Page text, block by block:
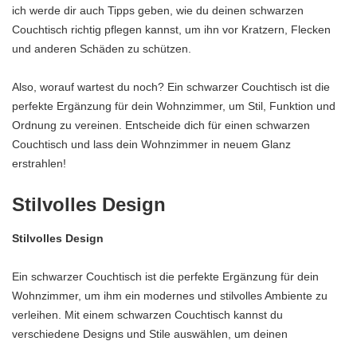
ich werde dir auch Tipps geben, wie du deinen schwarzen
Couchtisch richtig pflegen kannst, um ihn vor Kratzern, Flecken
und anderen Schäden zu schützen.
Also, worauf wartest du noch? Ein schwarzer Couchtisch ist die
perfekte Ergänzung für dein Wohnzimmer, um Stil, Funktion und
Ordnung zu vereinen. Entscheide dich für einen schwarzen
Couchtisch und lass dein Wohnzimmer in neuem Glanz
erstrahlen!
Stilvolles Design
Stilvolles Design
Ein schwarzer Couchtisch ist die perfekte Ergänzung für dein
Wohnzimmer, um ihm ein modernes und stilvolles Ambiente zu
verleihen. Mit einem schwarzen Couchtisch kannst du
verschiedene Designs und Stile auswählen, um deinen